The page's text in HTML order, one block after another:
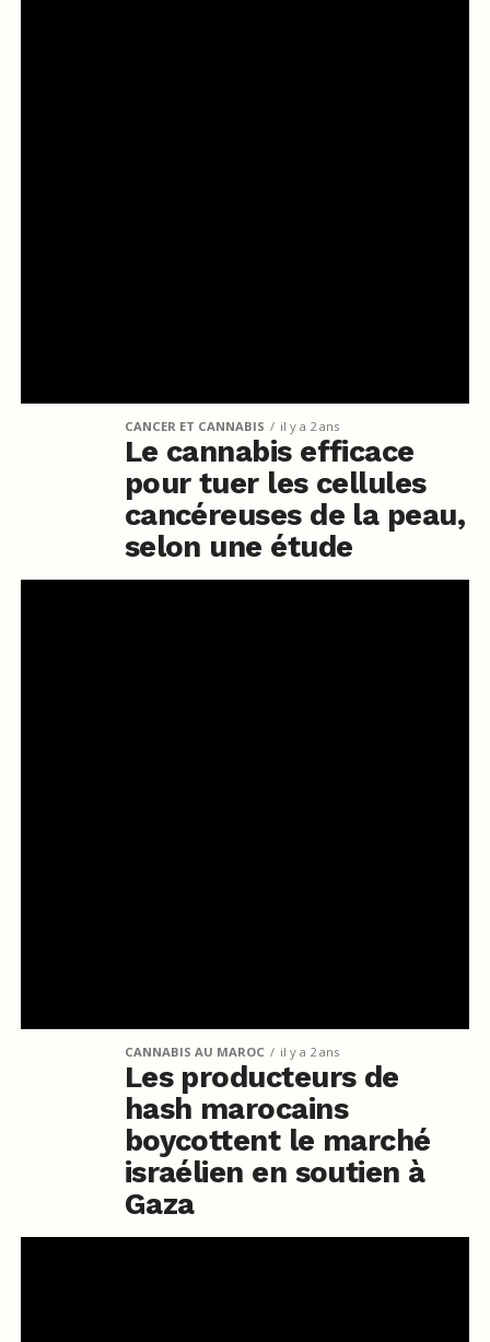
CANCER ET CANNABIS il y a 2 ans
Le cannabis efficace
pour tuer les cellules
cancéreuses de la peau,
selon une étude
CANNABIS AU MAROC il y a 2 ans
Les producteurs de
hash marocains
boycottent le marché
israélien en soutien à
Gaza